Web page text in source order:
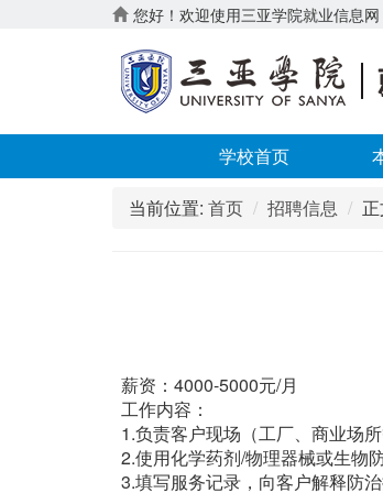
您好！欢迎使用三亚学院就业信息网
学校首页
当前位置: 首页 招聘信息
薪资：4000-5000元/月
工作内容：
1.负责客户现场（工厂、商业场
2.使用化学药剂/物理器械或生物
3.填写服务记录，向客户解释防